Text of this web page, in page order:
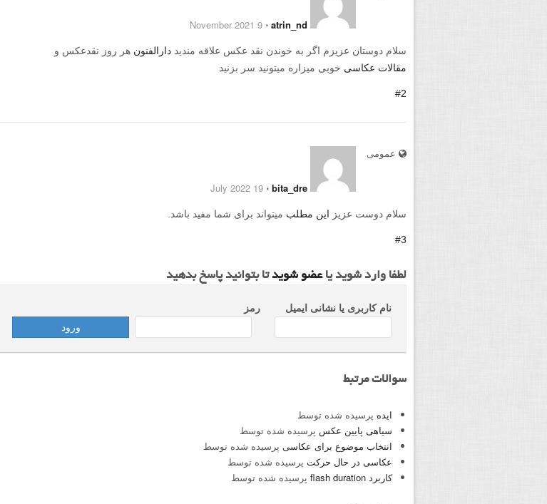
atrin_nd
⋅
9 November 2021
سلام دوستان عزیزم اگر به خوندن نقد عکس علاقه مندید دارالفنون هر روز نقدعکس و
مقالات عکاسی خوبی میزاره میتونید سر بزنید
#2
عمومی
bita_dre
⋅
19 July 2022
سلام دوست عزیز این مطلب میتواند برای شما مفید باشد.
#3
لطفا وارد شوید یاعضو شویدتا بتوانید پاسخ بدهید
نام کاربری یا نشانی ایمیل رمز
سوالات مرتبط
ایده پرسیده شده توسط
سیاهی پایین عکس پرسیده شده توسط
انتخاب موضوع برای عکاسی پرسیده شده توسط
عکاسی در حال حرکت پرسیده شده توسط
کاربرد flash duration
پرسیده شده توسط